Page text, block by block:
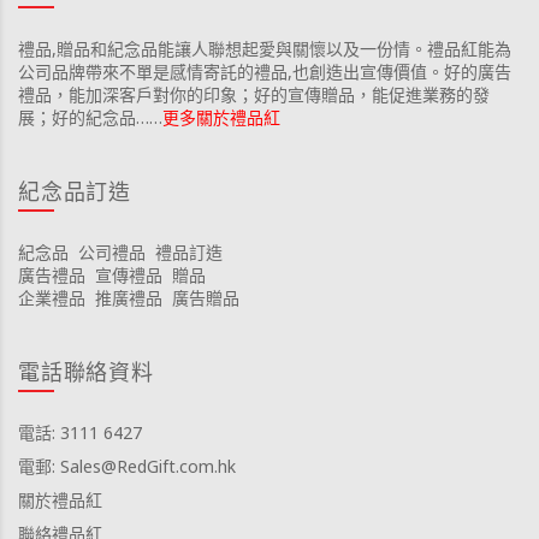
禮品,贈品和紀念品能讓人聯想起愛與關懷以及一份情。禮品紅能為
公司品牌帶來不單是感情寄託的禮品,也創造出宣傳價值。好的廣告
禮品，能加深客戶對你的印象；好的宣傳贈品，能促進業務的發
展；好的紀念品……更多關於禮品紅
紀念品訂造
紀念品 公司禮品 禮品訂造
廣告禮品 宣傳禮品 贈品
企業禮品 推廣禮品 廣告贈品
電話聯絡資料
電話: 3111 6427
電郵: Sales@RedGift.com.hk
關於禮品紅
聯絡禮品紅